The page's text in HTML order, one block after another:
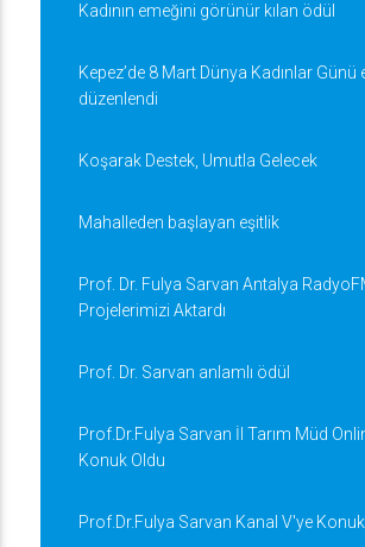
Kadının emeğini görünür kılan ödül
Kepez’de 8 Mart Dünya Kadınlar Günü
düzenlendi
Koşarak Destek, Umutla Gelecek
Mahalleden başlayan eşitlik
Prof. Dr. Fulya Sarvan Antalya
Projelerimizi Aktardı
Prof. Dr. Sarvan anlamlı ödül
Prof.Dr.Fulya Sarvan İl Tarım Müd
Konuk Oldu
Prof.Dr.Fulya Sarvan Kanal V'ye